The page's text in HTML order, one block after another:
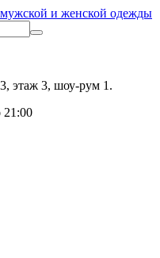
этаж 3, шоу-рум 1.
21:00